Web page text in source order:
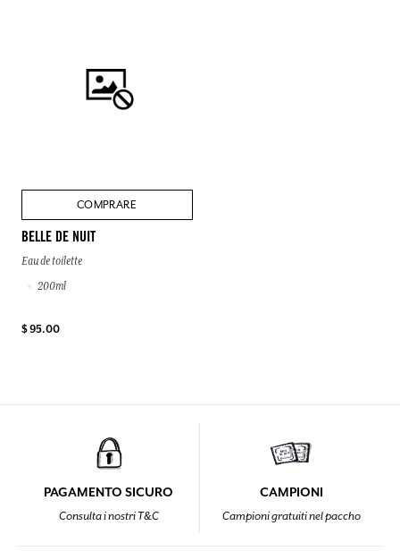
COMPRARE
BELLE DE NUIT
Eau de toilette
200ml
$ 95.00
PAGAMENTO SICURO
Consulta i nostri T&C
CAMPIONI
Campioni gratuiti nel paccho